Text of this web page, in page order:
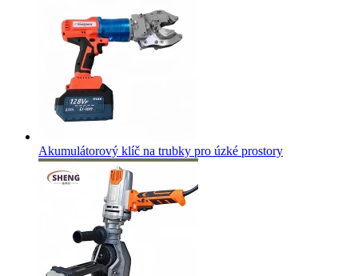
Akumulátorový klíč na trubky pro úzké prostory